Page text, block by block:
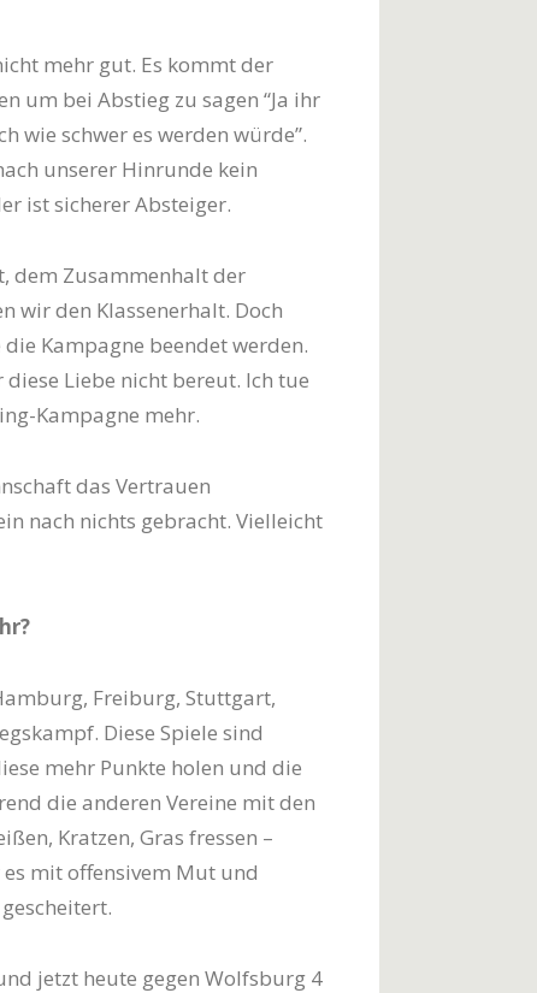
mehr gut. Es kommt der
um bei Abstieg zu sagen “Ja ihr
wie schwer es werden würde”.
unserer Hinrunde kein
ist sicherer Absteiger.
dem Zusammenhalt der
wir den Klassenerhalt. Doch
Kampagne beendet werden.
Liebe nicht bereut. Ich tue
Kampagne mehr.
das Vertrauen
nach nichts gebracht. Vielleicht
Freiburg, Stuttgart,
Diese Spiele sind
mehr Punkte holen und die
die anderen Vereine mit den
Kratzen, Gras fressen –
mit offensivem Mut und
jetzt heute gegen Wolfsburg 4